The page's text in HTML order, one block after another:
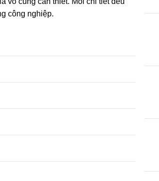
công nghiệp.